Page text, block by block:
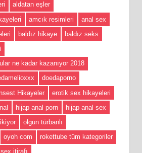
aldatan eşler
amcık resimleri
anal sex
baldız hikaye
baldız seks
ne kadar kazanıyor 2018
doedaporno
Hikayeler
erotik sex hikayeleri
hijap anal porn
hijap anal sex
olgun türbanlı
oyoh com
rokettube tüm kategoriler
sex itirafı